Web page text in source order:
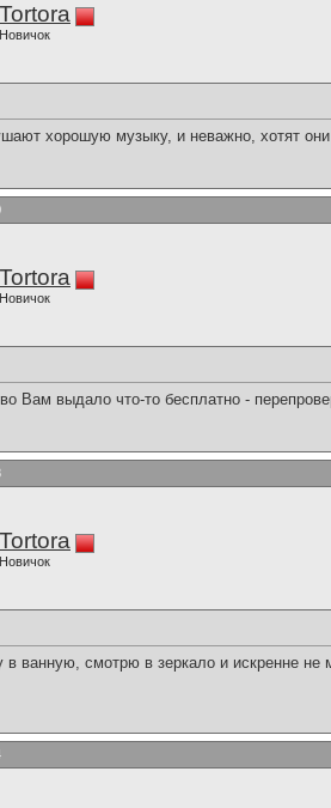
Tortora
Новичок
хорошую музыку, и неважно, хотят они
Tortora
Новичок
Вам выдало что-то бесплатно -
Tortora
Новичок
в ванную, смотрю в зеркало и искренне не